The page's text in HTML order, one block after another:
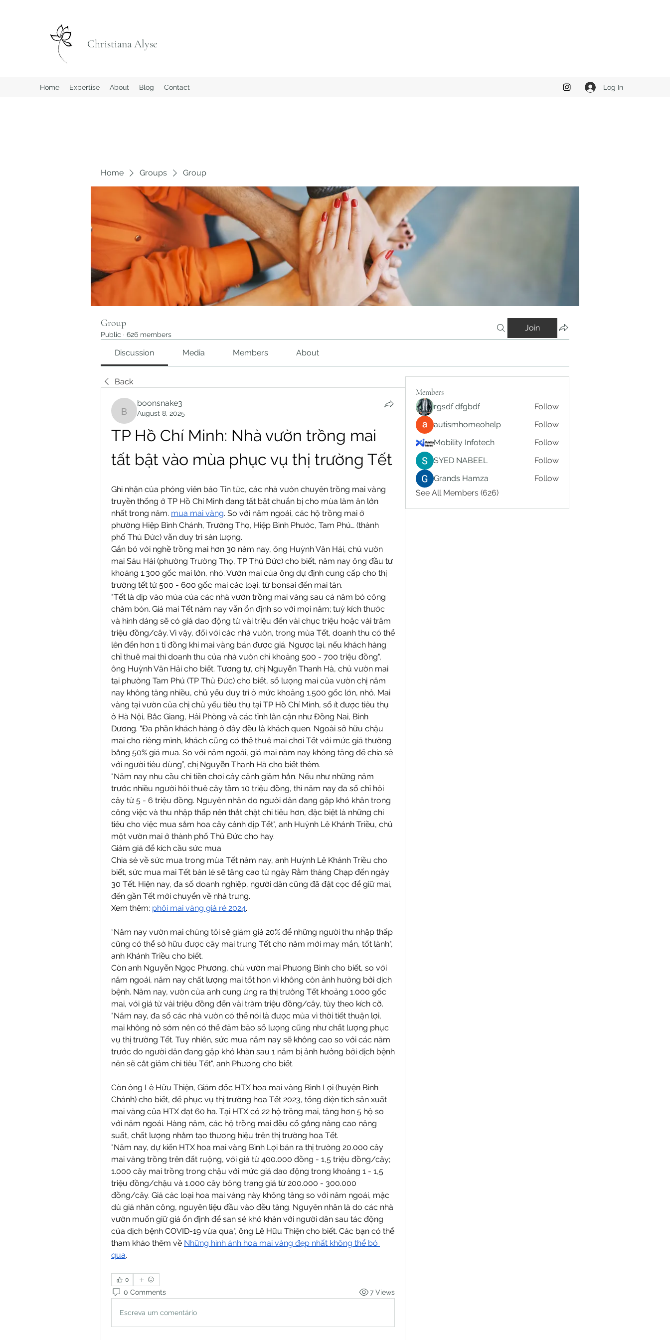
Christiana Alyse
Home Expertise About Blog Contact Log In
Home Groups Group
Group
Public · 626 members
Join
Discussion Media Members About
Back
boonsnake3
boonsnake3
August 8, 2025
TP Hồ Chí Minh: Nhà vườn trồng mai
tất bật vào mùa phục vụ thị trường Tết
Ghi nhận của phóng viên báo Tin tức, các nhà vườn chuyên trồng mai vàng
truyền thống ở TP Hồ Chí Minh đang tất bật chuẩn bị cho mùa làm ăn lớn
nhất trong năm. mua mai vàng. So với năm ngoái, các hộ trồng mai ở
phường Hiệp Bình Chánh, Trường Thọ, Hiệp Bình Phước, Tam Phú… (thành
phố Thủ Đức) vẫn duy trì sản lượng.
Gắn bó với nghề trồng mai hơn 30 năm nay, ông Huỳnh Văn Hải, chủ vườn
mai Sáu Hải (phường Trường Thọ, TP Thủ Đức) cho biết, năm nay ông đầu tư
khoảng 1.300 gốc mai lớn, nhỏ. Vườn mai của ông dự định cung cấp cho thị
trường tết từ 500 - 600 gốc mai các loại, từ bonsai đến mai tàn.
"Tết là dịp vào mùa của các nhà vườn trồng mai vàng sau cả năm bỏ công
chăm bón. Giá mai Tết năm nay vẫn ổn định so với mọi năm; tuỳ kích thước
và hình dáng sẽ có giá dao động từ vài triệu đến vài chục triệu hoặc vài trăm
triệu đồng/cây. Vì vậy, đối với các nhà vườn, trong mùa Tết, doanh thu có thể
lên đến hơn 1 tỉ đồng khi mai vàng bán được giá. Ngược lại, nếu khách hàng
chỉ thuê mai thì doanh thu của nhà vườn chỉ khoảng 500 - 700 triệu đồng",
ông Huỳnh Văn Hải cho biết. Tương tự, chị Nguyễn Thanh Hà, chủ vườn mai
tại phường Tam Phú (TP Thủ Đức) cho biết, số lượng mai của vườn chị năm
nay không tăng nhiều, chủ yếu duy trì ở mức khoảng 1.500 gốc lớn, nhỏ. Mai
vàng tại vườn của chị chủ yếu tiêu thụ tại TP Hồ Chí Minh, số ít được tiêu thụ
ở Hà Nội, Bắc Giang, Hải Phòng và các tỉnh lân cận như Đồng Nai, Bình
Dương. “Đa phần khách hàng ở đây đều là khách quen. Ngoài sở hữu chậu
mai cho riêng mình, khách cũng có thể thuê mai chơi Tết với mức giá thường
bằng 50% giá mua. So với năm ngoái, giá mai năm nay không tăng để chia sẻ
với người tiêu dùng”, chị Nguyễn Thanh Hà cho biết thêm.
"Năm nay nhu cầu chi tiền chơi cây cảnh giảm hẳn. Nếu như những năm
trước nhiều người hỏi thuê cây tầm 10 triệu đồng, thì năm nay đa số chỉ hỏi
cây từ 5 - 6 triệu đồng. Nguyên nhân do người dân đang gặp khó khăn trong
công việc và thu nhập thấp nên thắt chặt chi tiêu hơn, đặc biệt là những chi
tiêu cho việc mua sắm hoa cây cảnh dịp Tết", anh Huỳnh Lê Khánh Triều, chủ
một vườn mai ở thành phố Thủ Đức cho hay.
Giảm giá để kích cầu sức mua
Chia sẻ về sức mua trong mùa Tết năm nay, anh Huỳnh Lê Khánh Triều cho
biết, sức mua mai Tết bán lẻ sẽ tăng cao từ ngày Rằm tháng Chạp đến ngày
30 Tết. Hiện nay, đa số doanh nghiệp, người dân cũng đã đặt cọc để giữ mai,
đến gần Tết mới chuyển về nhà trưng.
Xem thêm: phôi mai vàng giá rẻ 2024.
“Năm nay vườn mai chúng tôi sẽ giảm giá 20% để những người thu nhập thấp
cũng có thể sở hữu được cây mai trưng Tết cho năm mới may mắn, tốt lành",
anh Khánh Triều cho biết.
Còn anh Nguyễn Ngọc Phương, chủ vườn mai Phương Bình cho biết, so với
năm ngoái, năm nay chất lượng mai tốt hơn vì không còn ảnh hưởng bởi dịch
bệnh. Năm nay, vườn của anh cung ứng ra thị trường Tết khoảng 1.000 gốc
mai, với giá từ vài triệu đồng đến vài trăm triệu đồng/cây, tùy theo kích cỡ.
"Năm nay, đa số các nhà vườn có thể nói là được mùa vì thời tiết thuận lợi,
mai không nở sớm nên có thể đảm bảo số lượng cũng như chất lượng phục
vụ thị trường Tết. Tuy nhiên, sức mua năm nay sẽ không cao so với các năm
trước do người dân đang gặp khó khăn sau 1 năm bị ảnh hưởng bởi dịch bệnh
nên sẽ cắt giảm chi tiêu Tết", anh Phương cho biết.
Còn ông Lê Hữu Thiện, Giám đốc HTX hoa mai vàng Bình Lợi (huyện Bình
Chánh) cho biết, để phục vụ thị trường hoa Tết 2023, tổng diện tích sản xuất
mai vàng của HTX đạt 60 ha. Tại HTX có 22 hộ trồng mai, tăng hơn 5 hộ so
với năm ngoái. Hàng năm, các hộ trồng mai đều cố gắng nâng cao năng
suất, chất lượng nhằm tạo thương hiệu trên thị trường hoa Tết.
"Năm nay, dự kiến HTX hoa mai vàng Bình Lợi bán ra thị trường 20.000 cây
mai vàng trồng trên đất ruộng, với giá từ 400.000 đồng - 1,5 triệu đồng/cây;
1.000 cây mai trồng trong chậu với mức giá dao động trong khoảng 1 - 1,5
triệu đồng/chậu và 1.000 cây bông trang giá từ 200.000 - 300.000
đồng/cây. Giá các loại hoa mai vàng này không tăng so với năm ngoái, mặc
dù giá nhân công, nguyên liệu đầu vào đều tăng. Nguyên nhân là do các nhà
vườn muốn giữ giá ổn định để san sẻ khó khăn với người dân sau tác động
của dịch bệnh COVID-19 vừa qua", ông Lê Hữu Thiện cho biết. Các bạn có thể
tham khảo thêm về Những hình ảnh hoa mai vàng đẹp nhất không thể bỏ
qua.
0
0 Comments 7 Views
Escreva um comentário
Members
rgsdf dfgbdf
Follow
autismhomeohelp
Follow
Mobility Infotech
Follow
SYED NABEEL
Follow
Grands Hamza
Follow
See All Members (626)